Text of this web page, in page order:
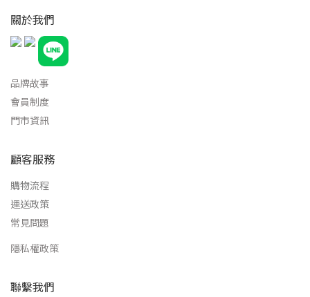
關於我們
品牌故事
會員制度
門市資訊
顧客服務
購物流程
運送政策
常見問題
隱私權政策
聯繫我們